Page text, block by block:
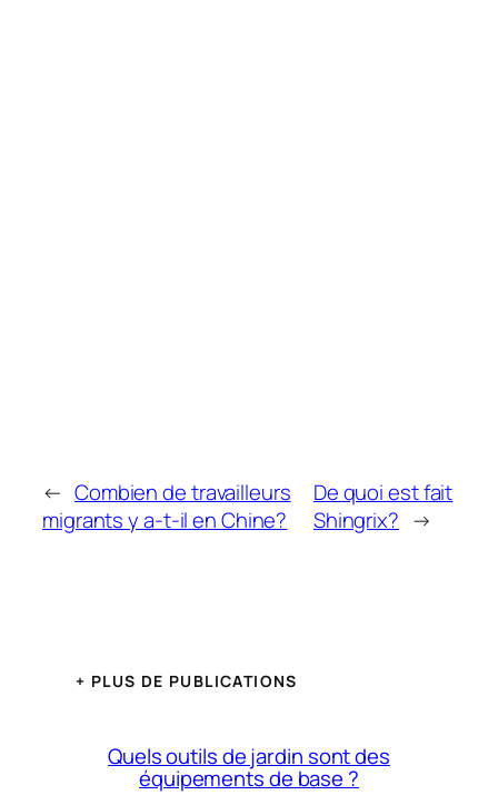
← Combien de travailleurs
migrants y a-t-il en Chine?
De quoi est fait
Shingrix? →
+ PLUS DE PUBLICATIONS
Quels outils de jardin sont des
équipements de base ?